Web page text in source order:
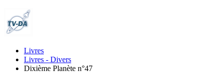
Livres
Livres - Divers
Dixième Planète n°47